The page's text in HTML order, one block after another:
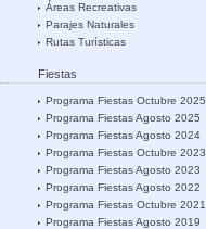
Áreas Recreativas
Parajes Naturales
Rutas Turísticas
Fiestas
Programa Fiestas Octubre 2025
Programa Fiestas Agosto 2025
Programa Fiestas Agosto 2024
Programa Fiestas Octubre 2023
Programa Fiestas Agosto 2023
Programa Fiestas Agosto 2022
Programa Fiestas Octubre 2021
Programa Fiestas Agosto 2019